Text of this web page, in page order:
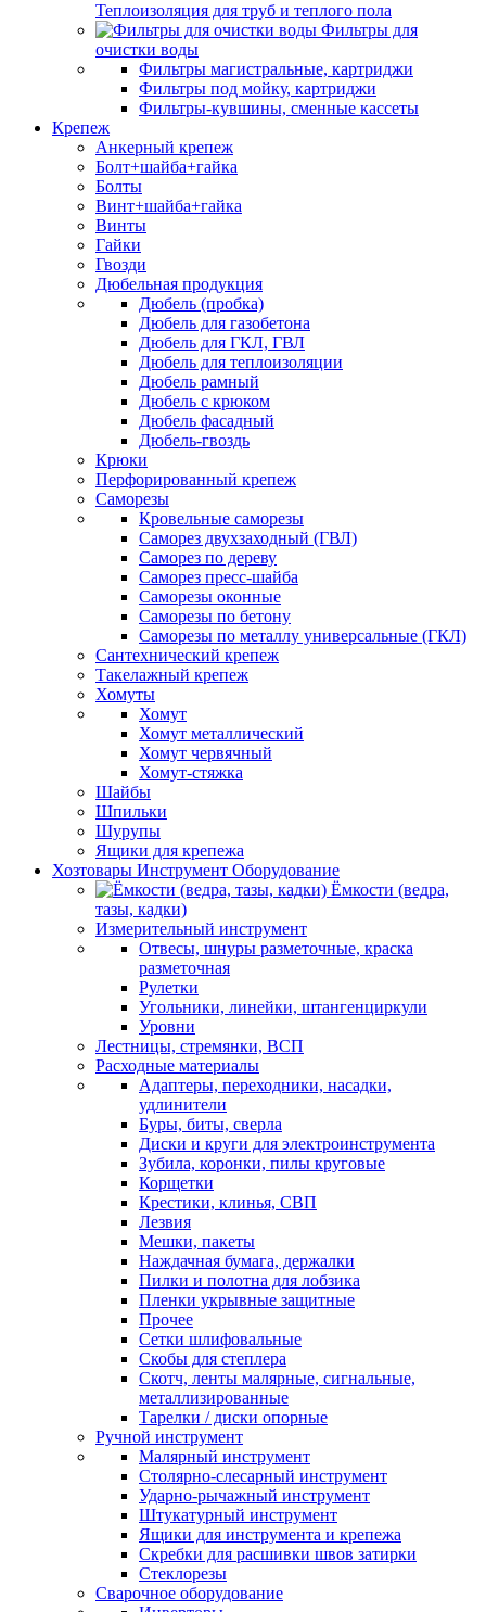
Теплоизоляция для труб и теплого пола
Фильтры для
очистки воды
Фильтры магистральные, картриджи
Фильтры под мойку, картриджи
Фильтры-кувшины, сменные кассеты
Крепеж
Анкерный крепеж
Болт+шайба+гайка
Болты
Винт+шайба+гайка
Винты
Гайки
Гвозди
Дюбельная продукция
Дюбель (пробка)
Дюбель для газобетона
Дюбель для ГКЛ, ГВЛ
Дюбель для теплоизоляции
Дюбель рамный
Дюбель с крюком
Дюбель фасадный
Дюбель-гвоздь
Крюки
Перфорированный крепеж
Саморезы
Кровельные саморезы
Саморез двухзаходный (ГВЛ)
Саморез по дереву
Саморез пресс-шайба
Саморезы оконные
Саморезы по бетону
Саморезы по металлу универсальные (ГКЛ)
Сантехнический крепеж
Такелажный крепеж
Хомуты
Хомут
Хомут металлический
Хомут червячный
Хомут-стяжка
Шайбы
Шпильки
Шурупы
Ящики для крепежа
Хозтовары Инструмент Оборудование
Ёмкости (ведра,
тазы, кадки)
Измерительный инструмент
Отвесы, шнуры разметочные, краска
разметочная
Рулетки
Угольники, линейки, штангенциркули
Уровни
Лестницы, стремянки, ВСП
Расходные материалы
Адаптеры, переходники, насадки,
удлинители
Буры, биты, сверла
Диски и круги для электроинструмента
Зубила, коронки, пилы круговые
Корщетки
Крестики, клинья, СВП
Лезвия
Мешки, пакеты
Наждачная бумага, держалки
Пилки и полотна для лобзика
Пленки укрывные защитные
Прочее
Сетки шлифовальные
Скобы для степлера
Скотч, ленты малярные, сигнальные,
металлизированные
Тарелки / диски опорные
Ручной инструмент
Малярный инструмент
Столярно-слесарный инструмент
Ударно-рычажный инструмент
Штукатурный инструмент
Ящики для инструмента и крепежа
Скребки для расшивки швов затирки
Стеклорезы
Сварочное оборудование